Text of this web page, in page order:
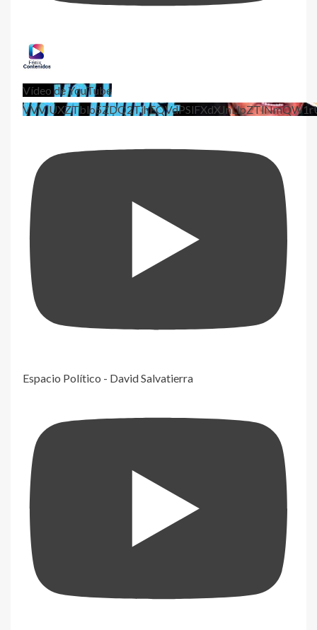
Vídeo de YouTube
Espacio Político - David Salvatierra